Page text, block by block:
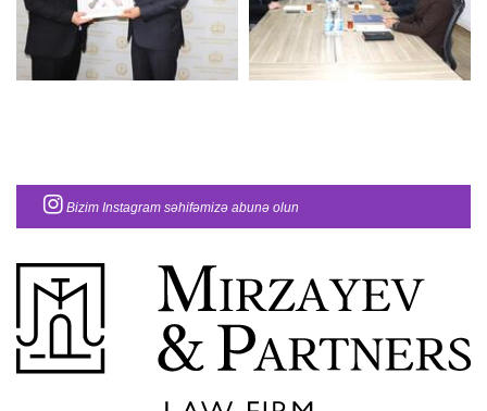
Bizim Instagram səhifəmizə abunə olun